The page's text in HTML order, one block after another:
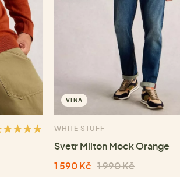
VLNA
WHITE STUFF
Svetr Milton Mock Orange
1 590 Kč 1 990 Kč